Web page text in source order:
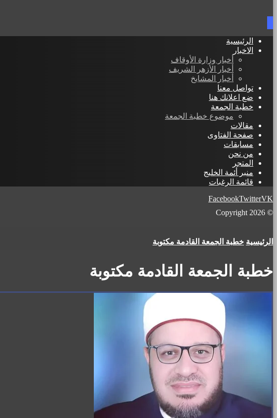
الرئيسية
الاخبار
أخبار وزارة الأوقاف
أخبار الأزهر الشريف
أخبار المشايخ
تواصل معنا
ضع اعلانك هنا
خطبة الجمعة
موضوع خطبة الجمعة
مقالات
صفحة الفتاوى
مسابقات
من نحن
المتجر
منبر أئمة الخليج
قائمة الرغبات
FacebookTwitterVK
© Copyright 2026
الرئيسية خطبة الجمعة القادمة مكتوبة
خطبة الجمعة القادمة مكتوبة